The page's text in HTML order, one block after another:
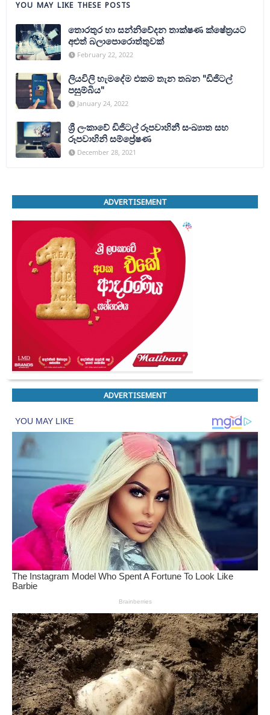
YOU MAY LIKE THESE POSTS
තොරතුර හා සන්නිවේදන තාක්ෂණ ක්ෂේත්‍රයට
අළුත් බලාපොරොත්තුවක්
February 22, 2022
ලියවිලි හැමදේම එකම තැන තබන "ඩිජිටල්
පසුම්බිය"
January 24, 2022
ශ්‍රී ලංකාවේ ඩිජිටල් රූපවාහිනී සංඛ්‍යාත සහ
රූපවාහිනි සම්ප්‍රේෂණ
December 28, 2021
ADVERTISEMENT
ADVERTISEMENT